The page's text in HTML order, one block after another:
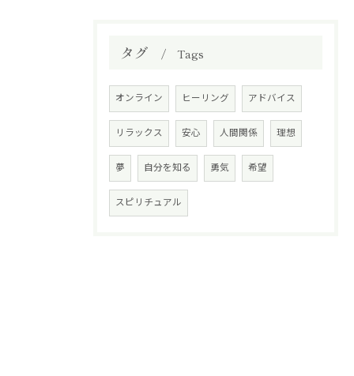
タグ Tags
オンライン ヒーリング アドバイス
リラックス 安心 人間関係 理想
夢 自分を知る 勇気 希望
スピリチュアル